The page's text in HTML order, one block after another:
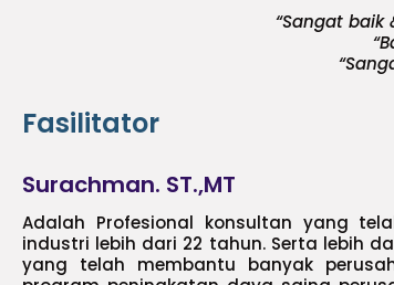
“Sangat baik
Fasilitator
Surachman. ST.,MT
Adalah Profesional konsultan yang
industri lebih dari 22 tahun. Serta lebih
yang telah membantu banyak